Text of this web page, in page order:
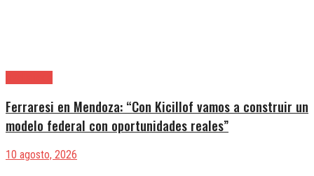
Ferraresi en Mendoza: “Con Kicillof vamos a construir un
modelo federal con oportunidades reales”
10 agosto, 2026